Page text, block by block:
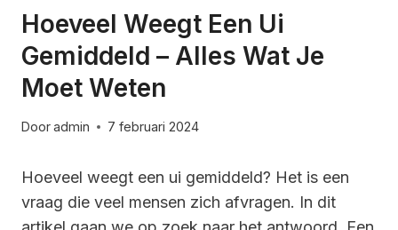
Hoeveel Weegt Een Ui
Gemiddeld – Alles Wat Je
Moet Weten
Dooradmin 7 februari 2024
Hoeveel weegt een ui gemiddeld? Het is een
vraag die veel mensen zich afvragen. In dit